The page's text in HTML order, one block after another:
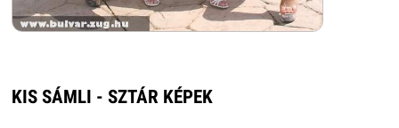
KIS SÁMLI - SZTÁR KÉPEK